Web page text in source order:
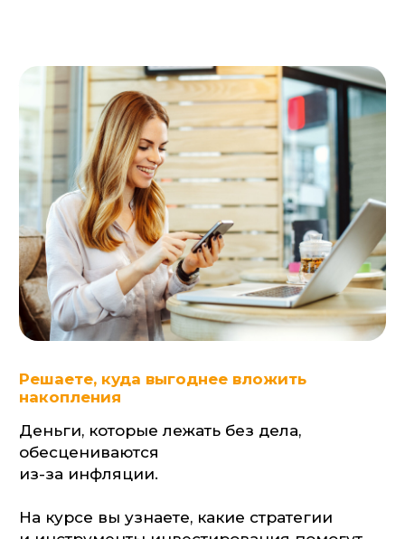
Решаете, куда выгоднее вложить
накопления
Деньги, которые лежать без дела,
обесцениваются
из-за инфляции.
На курсе вы узнаете, какие стратегии
и инструменты инвестирования помогут
приумножить капитал и с минимальными
рисками.